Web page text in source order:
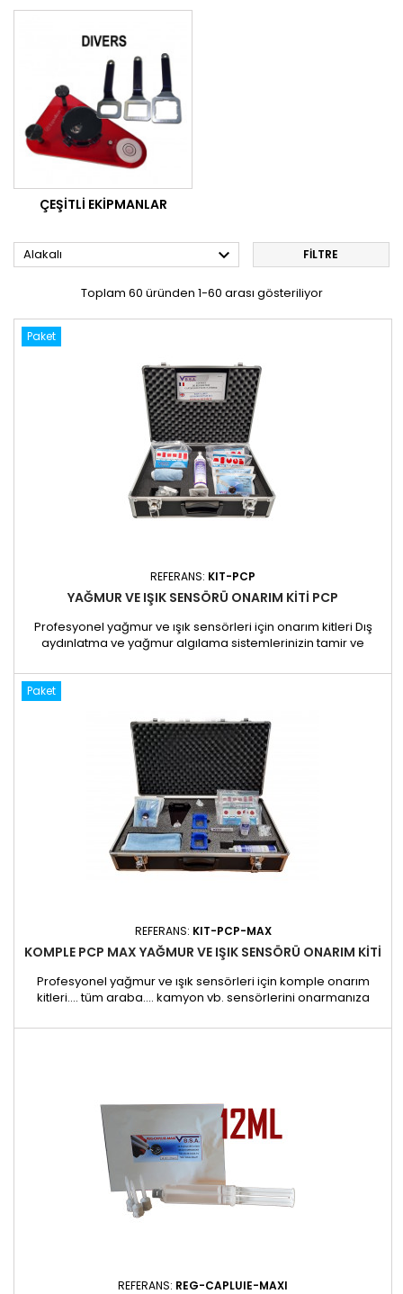
ÇEŞITLI EKIPMANLAR
Alakalı  FILTRE
Toplam 60 üründen 1-60 arası gösteriliyor
Paket
REFERANS: KIT-PCP
YAĞMUR VE IŞIK SENSÖRÜ ONARIM KITI PCP
Profesyonel yağmur ve ışık sensörleri için onarım kitleri Dış
aydınlatma ve yağmur algılama sistemlerinizin tamir ve
aktivatör Ref. ACT-KPRŞırıngada 2 jel Ref. REG-CAPLUIE1 paket
karıştırma nozulu (x10) Ref. BUSE-REG1 mikrofiber REF-
5)...
Paket
REFERANS: KIT-PCP-MAX
KOMPLE PCP MAX YAĞMUR VE IŞIK SENSÖRÜ ONARIM KITI
Profesyonel yağmur ve ışık sensörleri için komple onarım
kitleri.... tüm araba.... kamyon vb. sensörlerini onarmanıza
sistemlerinizin bakımı ve onarımı için idealdir. BİLEŞİM :1 ısıtma
REFERANS: REG-CAPLUIE-MAXI